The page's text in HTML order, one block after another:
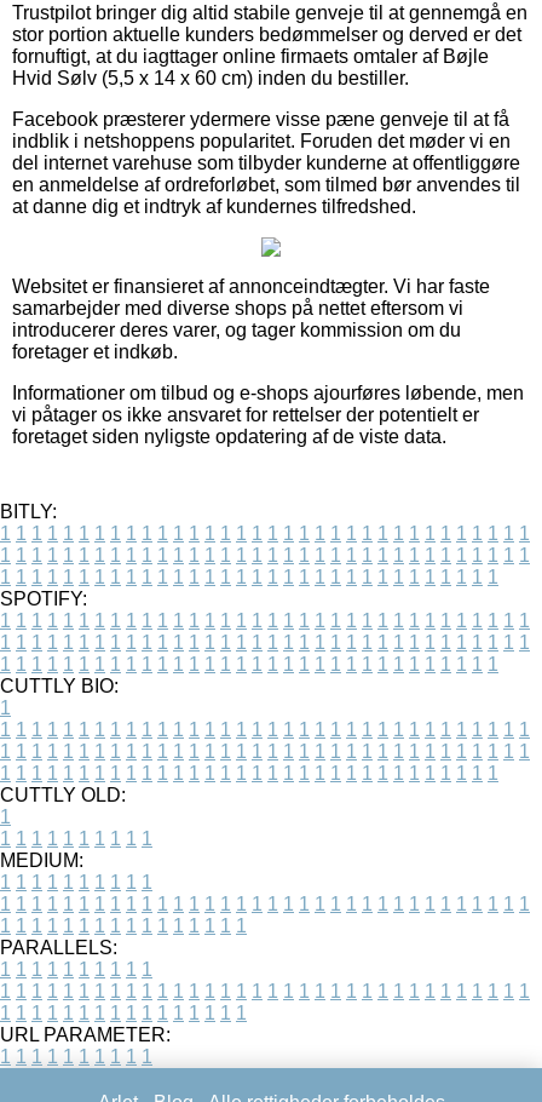
Trustpilot bringer dig altid stabile genveje til at gennemgå en
stor portion aktuelle kunders bedømmelser og derved er det
fornuftigt, at du iagttager online firmaets omtaler af Bøjle
Hvid Sølv (5,5 x 14 x 60 cm) inden du bestiller.
Facebook præsterer ydermere visse pæne genveje til at få
indblik i netshoppens popularitet. Foruden det møder vi en
del internet varehuse som tilbyder kunderne at offentliggøre
en anmeldelse af ordreforløbet, som tilmed bør anvendes til
at danne dig et indtryk af kundernes tilfredshed.
Websitet er finansieret af annonceindtægter. Vi har faste
samarbejder med diverse shops på nettet eftersom vi
introducerer deres varer, og tager kommission om du
foretager et indkøb.
Informationer om tilbud og e-shops ajourføres løbende, men
vi påtager os ikke ansvaret for rettelser der potentielt er
foretaget siden nyligste opdatering af de viste data.
BITLY:
1 1 1 1 1 1 1 1 1 1 1 1 1 1 1 1 1 1 1 1 1 1 1 1 1 1 1 1 1 1 1 1 1 1
1 1 1 1 1 1 1 1 1 1 1 1 1 1 1 1 1 1 1 1 1 1 1 1 1 1 1 1 1 1 1 1 1 1
1 1 1 1 1 1 1 1 1 1 1 1 1 1 1 1 1 1 1 1 1 1 1 1 1 1 1 1 1 1 1 1
SPOTIFY:
1 1 1 1 1 1 1 1 1 1 1 1 1 1 1 1 1 1 1 1 1 1 1 1 1 1 1 1 1 1 1 1 1 1
1 1 1 1 1 1 1 1 1 1 1 1 1 1 1 1 1 1 1 1 1 1 1 1 1 1 1 1 1 1 1 1 1 1
1 1 1 1 1 1 1 1 1 1 1 1 1 1 1 1 1 1 1 1 1 1 1 1 1 1 1 1 1 1 1 1
CUTTLY BIO:
1
1 1 1 1 1 1 1 1 1 1 1 1 1 1 1 1 1 1 1 1 1 1 1 1 1 1 1 1 1 1 1 1 1 1
1 1 1 1 1 1 1 1 1 1 1 1 1 1 1 1 1 1 1 1 1 1 1 1 1 1 1 1 1 1 1 1 1 1
1 1 1 1 1 1 1 1 1 1 1 1 1 1 1 1 1 1 1 1 1 1 1 1 1 1 1 1 1 1 1 1
CUTTLY OLD:
1
1 1 1 1 1 1 1 1 1 1
MEDIUM:
1 1 1 1 1 1 1 1 1 1
1 1 1 1 1 1 1 1 1 1 1 1 1 1 1 1 1 1 1 1 1 1 1 1 1 1 1 1 1 1 1 1 1 1
1 1 1 1 1 1 1 1 1 1 1 1 1 1 1 1
PARALLELS:
1 1 1 1 1 1 1 1 1 1
1 1 1 1 1 1 1 1 1 1 1 1 1 1 1 1 1 1 1 1 1 1 1 1 1 1 1 1 1 1 1 1 1 1
1 1 1 1 1 1 1 1 1 1 1 1 1 1 1 1
URL PARAMETER:
1 1 1 1 1 1 1 1 1 1